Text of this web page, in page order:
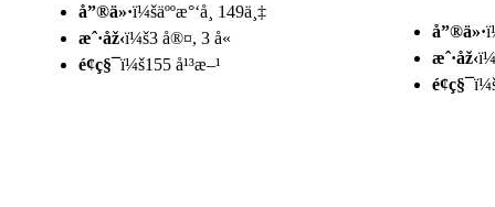
å”®ä»·ï¼šäººæ°‘å¸ 149ä¸‡
æˆ·åž‹ï¼š3 å®¤, 3 å«
é¢ç§¯ï¼š155 å¹³æ–¹
å”®ä»·
æˆ·åž‹
é¢ç§¯